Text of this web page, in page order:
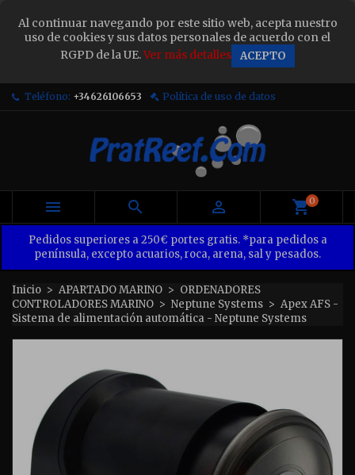
Al continuar navegando por este sitio web, acepta nuestro
uso de cookies y sus datos personales de acuerdo con el
RGPD de la UE.Ver más detalles ACEPTO
Teléfono: +34626106653 Política de uso de datos
   0
Pedidos superiores a 250€ portes gratis. *para pedidos a
península, excepto acuarios, roca, arena, sal y pesados.
Inicio APARTADO MARINO
ORDENADORES
CONTROLADORES MARINO
Neptune Systems
Apex AFS -
Sistema de alimentación automática - Neptune Systems
Sign in ×
You need to be logged in to save products in your
wish list.